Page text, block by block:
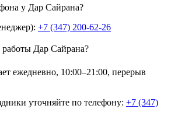
у Дар Сайрана?
+7 (347) 200-62-26
Дар Сайрана?
ежедневно, 10:00–21:00, перерыв
уточняйте по телефону: +7 (347)